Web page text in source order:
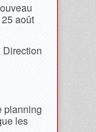
août
Direction
planning
les